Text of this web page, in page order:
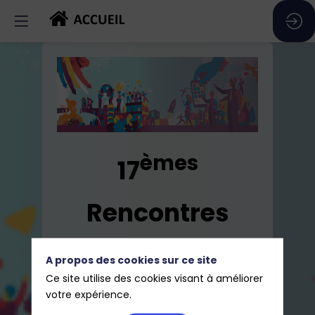
17èmes
Rencontres
régionales des
dirigeants
A propos des cookies sur ce site
Ce site utilise des cookies visant à améliorer
votre expérience.